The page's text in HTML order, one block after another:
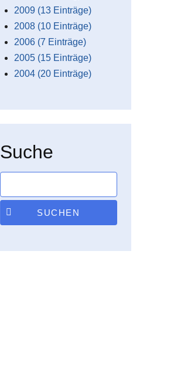
2009 (13 Einträge)
2008 (10 Einträge)
2006 (7 Einträge)
2005 (15 Einträge)
2004 (20 Einträge)
Suche
SUCHEN